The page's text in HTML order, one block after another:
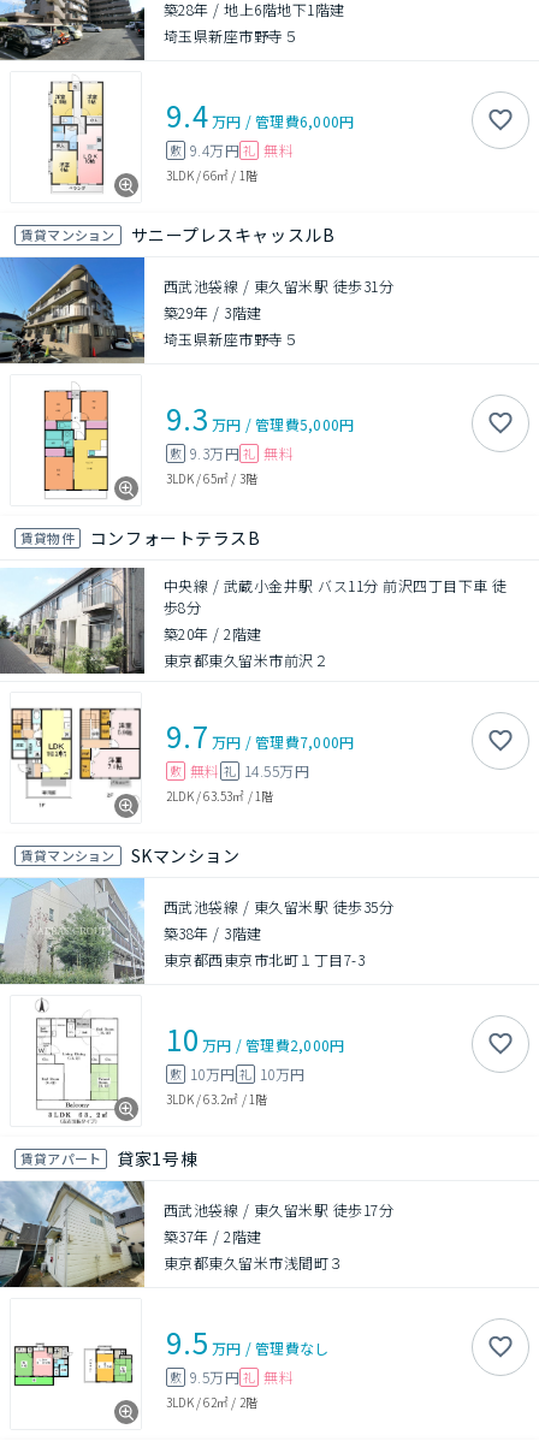
築28年 /地上6階地下1階建
埼玉県新座市野寺５
9.4万円 /管理費6,000円
敷 9.4万円 礼 無料
3LDK/66㎡ / 1階
賃貸マンション サニープレスキャッスルB
西武池袋線 / 東久留米駅 徒歩31分
築29年 / 3階建
埼玉県新座市野寺５
9.3 万円 /管理費5,000円
敷 9.3万円 礼 無料
3LDK/65㎡ / 3階
賃貸物件 コンフォートテラスB
中央線 / 武蔵小金井駅 バス11分 前沢四丁目下車 徒
歩8分
築20年 /2階建
東京都東久留米市前沢２
9.7 万円 /管理費7,000円
敷 無料 礼 14.55万円
2LDK/63.53㎡ / 1階
賃貸マンション SKマンション
西武池袋線 / 東久留米駅 徒歩35分
築38年 / 3階建
東京都西東京市北町１丁目7-3
10 万円 /管理費2,000円
敷 10万円 礼 10万円
3LDK/63.2㎡ / 1階
賃貸アパート 貸家1号棟
西武池袋線 / 東久留米駅 徒歩17分
築37年 /2階建
東京都東久留米市浅間町３
9.5 万円 /管理費なし
敷 9.5万円 礼 無料
3LDK/62㎡ / 2階